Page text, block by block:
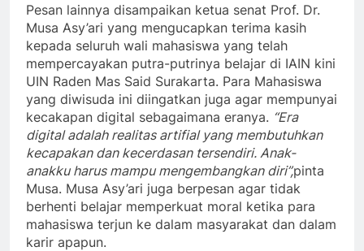
Pesan lainnya disampaikan ketua senat Prof. Dr.
Musa Asy’ari yang mengucapkan terima kasih
kepada seluruh wali mahasiswa yang telah
mempercayakan putra-putrinya belajar di IAIN kini
UIN Raden Mas Said Surakarta. Para Mahasiswa
yang diwisuda ini diingatkan juga agar mempunyai
kecakapan digital sebagaimana eranya. “Era
digital adalah realitas artifial yang membutuhkan
kecapakan dan kecerdasan tersendiri. Anak-
anakku harus mampu mengembangkan diri”,pinta
Musa. Musa Asy’ari juga berpesan agar tidak
berhenti belajar memperkuat moral ketika para
mahasiswa terjun ke dalam masyarakat dan dalam
karir apapun.